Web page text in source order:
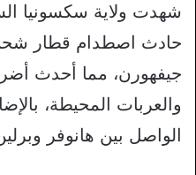
شهدت ولاية سكسونيا
حادث اصطدام قطار
جيفهورن، مما أحدث
والعربات المحيطة،
الواصل بين هانوفر